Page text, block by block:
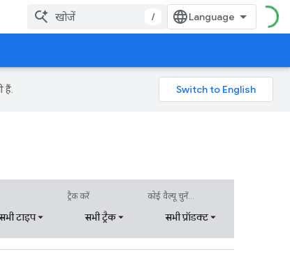
/
हैं.
टाइप
ट्रैक करें
सभी ट्रैक
कोई वैल्यू चुनें...
सभी प्रॉडक्ट